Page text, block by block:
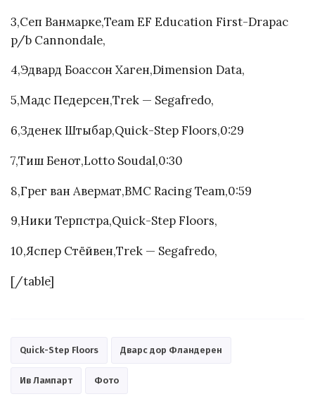
3,Сеп Ванмарке,Team EF Education First-Drapac
p/b Cannondale,
4,Эдвард Боассон Хаген,Dimension Data,
5,Мадс Педерсен,Trek — Segafredo,
6,Зденек Штыбар,Quick-Step Floors,0:29
7,Тиш Бенот,Lotto Soudal,0:30
8,Грег ван Авермат,BMC Racing Team,0:59
9,Ники Терпстра,Quick-Step Floors,
10,Яспер Стёйвен,Trek — Segafredo,
[/table]
Quick-Step Floors Дварс дор Фландерен
Ив Лампарт Фото